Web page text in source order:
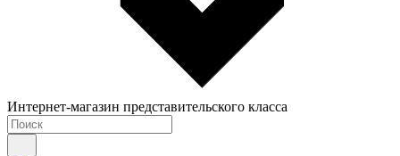
Интернет-магазин представительского класса